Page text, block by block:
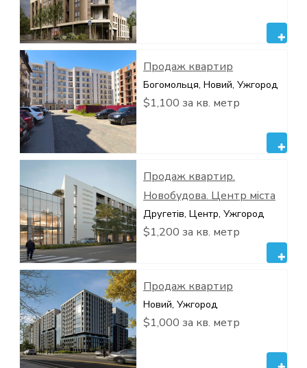
Продаж квартир
Богомольця, Новий, Ужгород
$1,100 за кв. метр
Продаж квартир.
Новобудова. Центр міста
Другетів, Центр, Ужгород
$1,200 за кв. метр
Продаж квартир
Новий, Ужгород
$1,000 за кв. метр